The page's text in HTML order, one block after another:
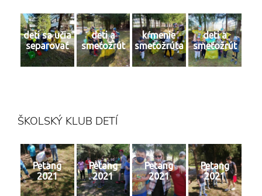
deti sa učia
separovať
deti a
smeťožrút
kŕmenie
smeťožrúta
deti a
smeťožrút
ŠKOLSKÝ KLUB DETÍ
Petang
2021
Petang
2021
Petang
2021
Petang
2021